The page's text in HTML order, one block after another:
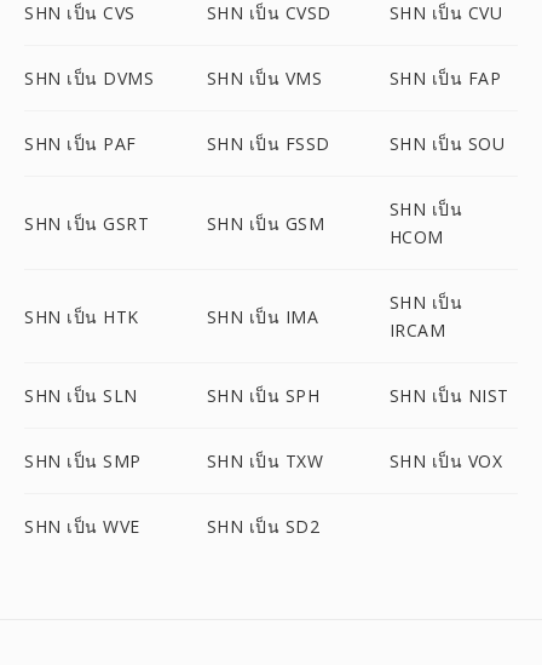
SHN เป็น CVS SHN เป็น CVSD SHN เป็น CVU
SHN เป็น DVMS SHN เป็น VMS SHN เป็น FAP
SHN เป็น PAF SHN เป็น FSSD SHN เป็น SOU
SHN เป็น GSRT SHN เป็น GSM
SHN เป็น
HCOM
SHN เป็น HTK SHN เป็น IMA
SHN เป็น
IRCAM
SHN เป็น SLN SHN เป็น SPH SHN เป็น NIST
SHN เป็น SMP SHN เป็น TXW SHN เป็น VOX
SHN เป็น WVE SHN เป็น SD2